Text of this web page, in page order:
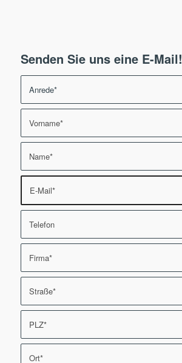
Senden Sie uns eine E-Mail!